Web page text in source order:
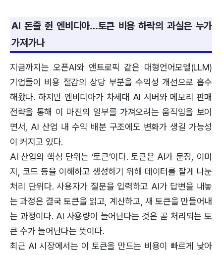
AI 돈줄 쥔 엔비디아…토큰 비용 하락의 과실은 누가
가져가나
지금까지는 오픈AI와 앤트로픽 같은 대형언어모델(LLM)
기업들이 비용 절감의 상당 부분을 수익성 개선으로 흡수
해왔다. 하지만 엔비디아가 차세대 AI 서버와 메모리 판매
전략을 통해 이 마진의 일부를 가져오려는 움직임을 보이
면서, AI 산업 내 수익 배분 구조에도 변화가 생길 가능성
이 커지고 있다.
AI 산업의 핵심 단위는 ‘토큰’이다. 토큰은 AI가 문장, 이미
지, 코드 등을 이해하고 생성하기 위해 데이터를 잘게 나눈
처리 단위다. 사용자가 질문을 입력하고 AI가 답변을 내놓
는 과정은 결국 토큰을 읽고, 계산하고, 새 토큰을 만들어내
는 과정이다. AI 사용량이 늘어난다는 것은 곧 처리되는 토
큰 수가 늘어난다는 뜻이다.
최근 AI 시장에서는 이 토큰을 만드는 비용이 빠르게 낮아